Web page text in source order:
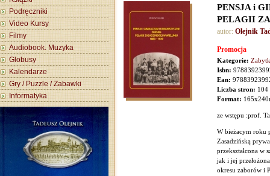
Podręczniki
Video Kursy
Filmy
Audiobook. Muzyka
Globusy
Kalendarze
Gry / Puzzle / Zabawki
Informatyka
PENSJA i
PELAGII
autor: Olejnik
Promocja
Kategorie:
Isbn:
Ean:
Liczba stron: 104
Format:
ze wstępu :prof.
W bieżacym roku
Zasadzińską
przekształcona w
jak i jej
okresu zaborów i